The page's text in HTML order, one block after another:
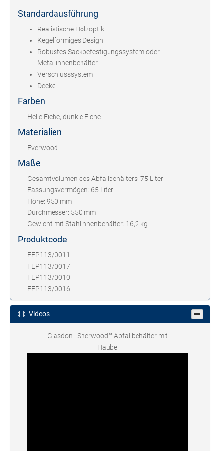
Standardausführung
Realistische Holzoptik
Kegelförmiges Design
Robustes Sackbefestigungssystem oder
Metallinnenbehälter
Verschlusssystem
Deckel
Farben
Helle Eiche, dunkle Eiche
Materialien
Everwood
Maße
Gesamtvolumen des Abfallbehälters: 75 Liter
Fassungsvermögen: 65 Liter
Höhe: 950 mm
Durchmesser: 550 mm
Gewicht mit Stahlinnenbehälter: 16,2 kg
Produktcode
FEP113/0011
FEP113/0017
FEP113/0010
FEP113/0016
Videos
Glasdon | Sherwood™ Abfallbehälter mit
Haube